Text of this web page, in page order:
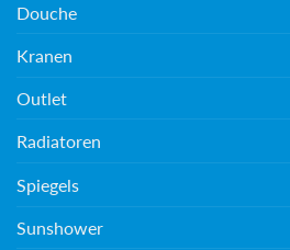
Douche
Kranen
Outlet
Radiatoren
Spiegels
Sunshower